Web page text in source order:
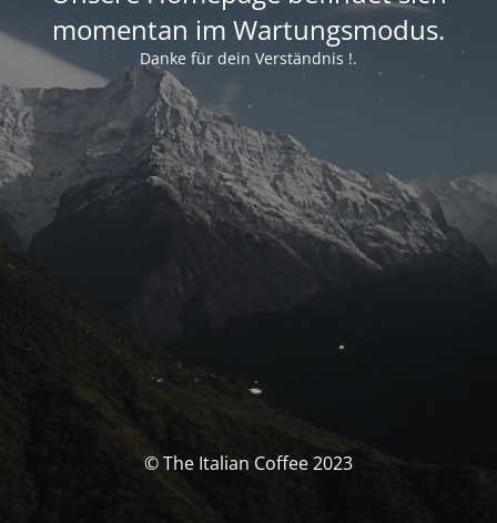
momentan im Wartungsmodus.
Danke für dein Verständnis !.
© The Italian Coffee 2023